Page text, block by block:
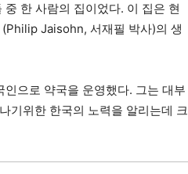
한 사람의 집이었다. 이 집은 현
Jaisohn, 서재필 박사)의 생
으로 약국을 운영했다. 그는 대부
기위한 한국의 노력을 알리는데 크